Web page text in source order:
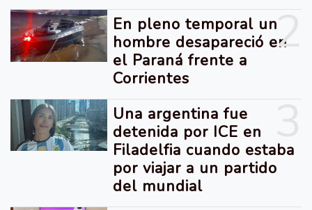
2
En pleno temporal un
hombre desapareció en
el Paraná frente a
Corrientes
Una argentina fue
detenida por ICE en
Filadelfia cuando estaba
por viajar a un partido
del mundial